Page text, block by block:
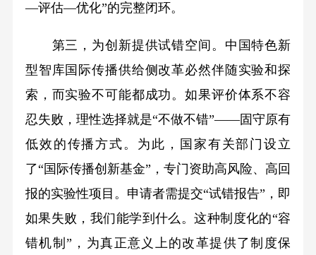
—评估—优化”的完整闭环。
第三，为创新提供试错空间。中国特色新
型智库国际传播供给侧改革必然伴随实验和探
索，而实验不可能都成功。如果评价体系不容
忍失败，理性选择就是“不做不错”——固守原有
低效的传播方式。为此，国家有关部门设立
了“国际传播创新基金”，专门资助高风险、高回
报的实验性项目。申请者需提交“试错报告”，即
如果失败，我们能学到什么。这种制度化的“容
错机制”，为真正意义上的改革提供了制度保